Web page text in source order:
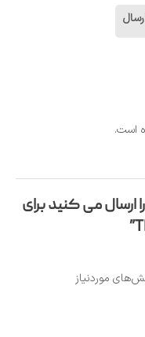
است.
می کنید برای
موردنیاز